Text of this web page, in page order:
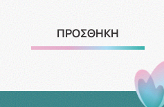
ΠΡΟΣΘΗΚΗ